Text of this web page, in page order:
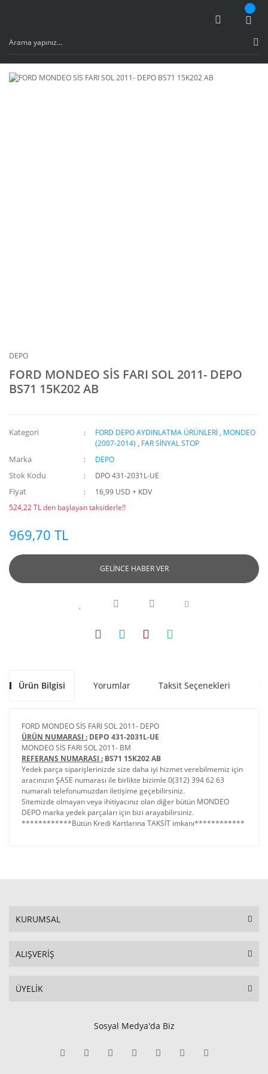
DEPO
FORD MONDEO SİS FARI SOL 2011- DEPO
BS71 15K202 AB
Kategori FORD DEPO AYDINLATMA ÜRÜNLERİ , MONDEO
(2007-2014) , FAR SİNYAL STOP
Marka DEPO
Stok Kodu DPO 431-2031L-UE
Fiyat
16,99 USD + KDV
524,22 TL den başlayan taksitlerle!!
969,70 TL
GELİNCE HABER VER
Ürün Bilgisi Yorumlar Taksit Seçenekleri
FORD MONDEO SİS FARI SOL 2011- DEPO
ÜRÜN NUMARASI : DEPO 431-2031L-UE
MONDEO SİS FARI SOL 2011- BM
REFERANS NUMARASI : BS71 15K202 AB
Yedek parça siparişlerinizde size daha iyi hizmet verebilmemiz için
aracınızın ŞASE numarası ile birlikte bizimle 0(312) 394 62 63
numaralı telefonumuzdan iletişime geçebilirsiniz.
Sitemizde olmayan veya ihitiyacınız olan diğer bütün MONDEO
DEPO marka yedek parçaları için bizi arayabilirsiniz.
************Bütün Kredi Kartlarına TAKSİT imkanı************
KURUMSAL
ALIŞVERİŞ
ÜYELİK
Sosyal Medya'da Biz